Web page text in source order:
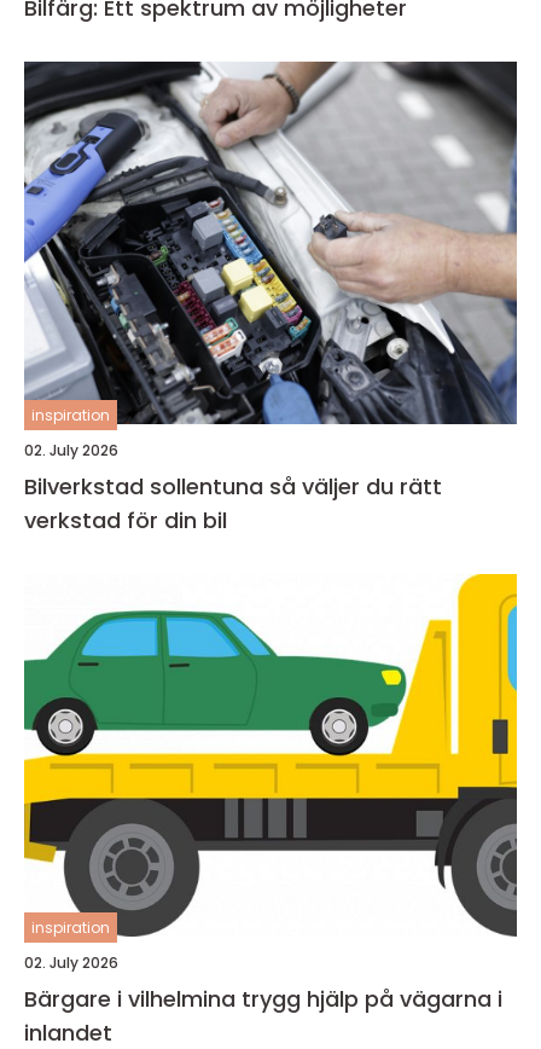
Bilfärg: Ett spektrum av möjligheter
inspiration
02. July 2026
Bilverkstad sollentuna så väljer du rätt
verkstad för din bil
inspiration
02. July 2026
Bärgare i vilhelmina trygg hjälp på vägarna i
inlandet